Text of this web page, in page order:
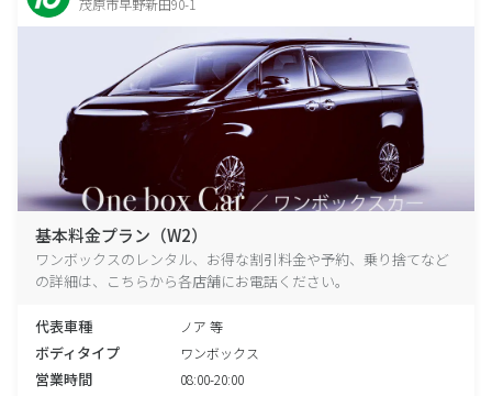
茂原市早野新田90-1
基本料金プラン（W2）
ワンボックスのレンタル、お得な割引料金や予約、乗り捨てなど
の詳細は、こちらから各店舗にお電話ください。
代表車種 ノア 等
ボディタイプ ワンボックス
営業時間 08:00-20:00